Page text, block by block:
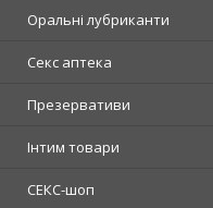
Оральні лубриканти
Секс аптека
Презервативи
Інтим товари
СЕКС-шоп